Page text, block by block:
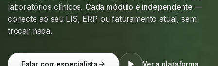
laboratórios clínicos. Cada módulo é independente —
conecte ao seu LIS, ERP ou faturamento atual, sem
trocar nada.
Falar com especialista Ver a plataforma